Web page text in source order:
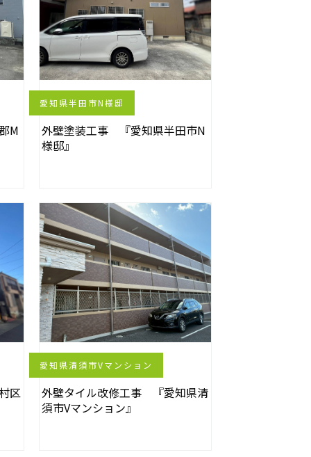
M
愛知県半田市N様邸
外壁塗装工事 『愛知県半田市N
様邸』
区
愛知県清須市Vマンション
外壁タイル改修工事 『愛知県清
須市Vマンション』